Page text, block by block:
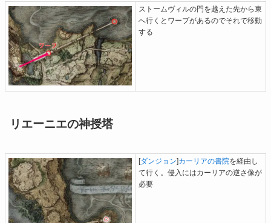
ストームヴィルの門を越えた先から東
へ行くとワープがあるのでそれで移動
する
リエーニエの神授塔
[ダンジョン]カーリアの書院を経由し
て行く。侵入にはカーリアの逆さ像が
必要